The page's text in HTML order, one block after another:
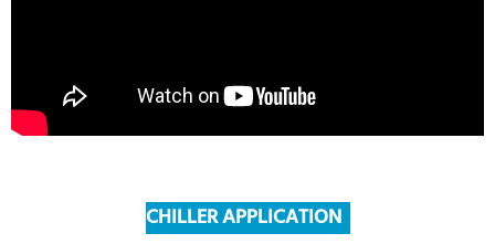
CHILLER APPLICATION